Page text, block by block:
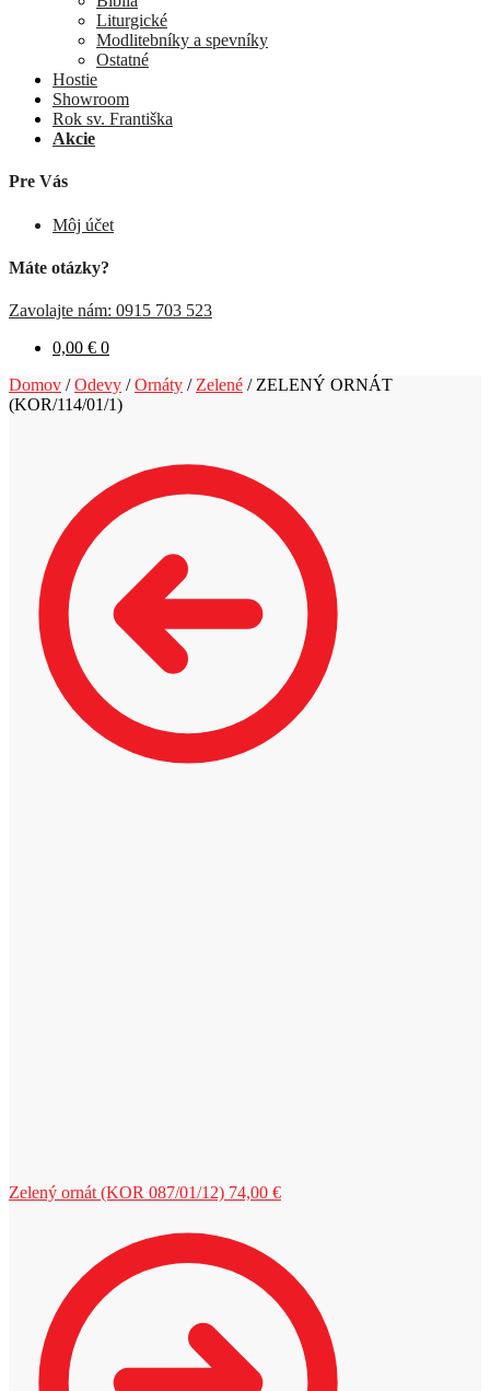
Liturgické
Modlitebníky a spevníky
Ostatné
Hostie
Showroom
Rok sv. Františka
Akcie
Pre Vás
Môj účet
Máte otázky?
Zavolajte nám: 0915 703 523
0,00 € 0
Domov /Odevy /Ornáty / Zelené / ZELENÝ ORNÁT
(KOR/114/01/1)
Zelený ornát (KOR 087/01/12) 74,00 €